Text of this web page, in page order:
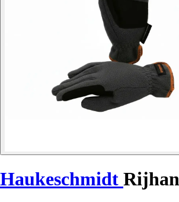
Haukeschmidt